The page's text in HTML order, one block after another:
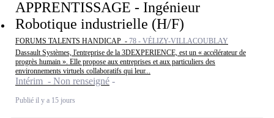
APPRENTISSAGE - Ingénieur
Robotique industrielle (H/F)
FORUMS TALENTS HANDICAP - 78 - VÉLIZY-VILLACOUBLAY
Dassault Systèmes, l'entreprise de la 3DEXPERIENCE, est un « accélérateur de
progrès humain ». Elle propose aux entreprises et aux particuliers des
environnements virtuels collaboratifs qui leur...
Intérim - Non renseigné
Publié il y a 15 jours